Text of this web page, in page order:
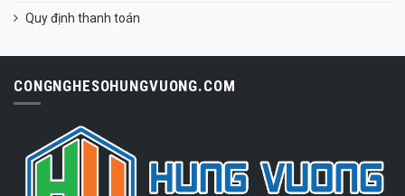
Quy định thanh toán
CONGNGHESOHUNGVUONG.COM